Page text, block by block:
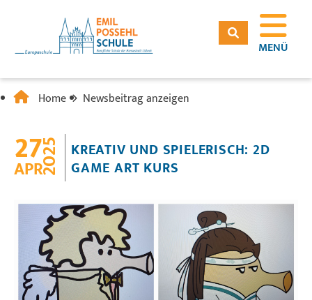
MENÜ
Home Newsbeitrag anzeigen
27
APR2025 KREATIV UND SPIELERISCH: 2D
GAME ART KURS